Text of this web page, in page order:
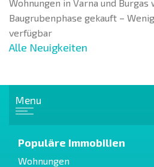
Wohnungen in Varna und
Baugrubenphase gekauft –
verfügbar
Alle Neuigkeiten
Menu
Populäre Immobilien
Wohnungen